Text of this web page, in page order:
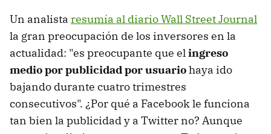
Un analista resumía al diario Wall Street Journal
la gran preocupación de los inversores en la
actualidad: "es preocupante que el ingreso
medio por publicidad por usuariohaya ido
bajando durante cuatro trimestres
consecutivos". ¿Por qué a Facebook le funciona
tan bien la publicidad y a Twitter no? Aunque